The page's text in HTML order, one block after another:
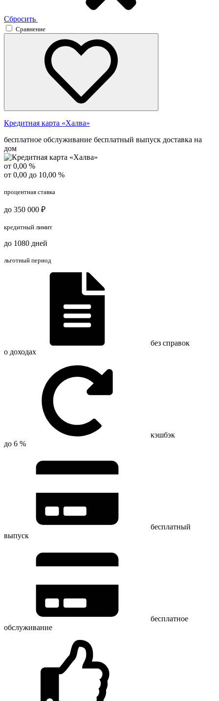
Сбросить
Сравнение
Кредитная карта «Халва»
бесплатное обслуживание бесплатный выпуск доставка на
дом
от 0,00 %
от 0,00 до 10,00 %
процентная ставка
до 350 000 ₽
кредитный лимит
до 1080 дней
льготный период
без справок
о доходах
кэшбэк
до 6 %
бесплатный
выпуск
бесплатное
обслуживание